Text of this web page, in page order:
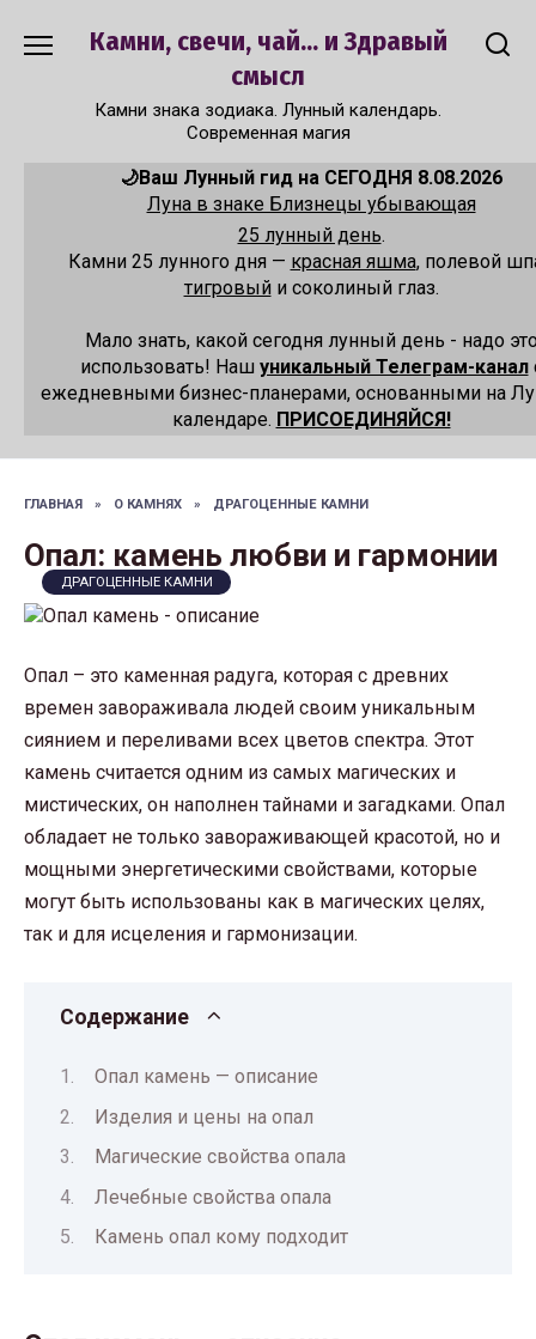
Камни, свечи, чай... и Здравый
смысл
Камни знака зодиака. Лунный календарь.
Современная магия
🌙Ваш Лунный гид на СЕГОДНЯ 8.08.2026
Луна в знаке Близнецы убывающая
25 лунный день.
Камни 25 лунного дня — красная яшма, полевой
тигровыйи соколиный глаз.
Мало знать, какой сегодня лунный день - надо
использовать! Наш уникальный Телеграм-канал
ежедневными бизнес-планерами, основанными на
календаре. ПРИСОЕДИНЯЙСЯ!
ГЛАВНАЯ » О КАМНЯХ » ДРАГОЦЕННЫЕ КАМНИ
Опал: камень любви и гармонии
ДРАГОЦЕННЫЕ КАМНИ
Опал – это каменная радуга, которая с древних
времен завораживала людей своим уникальным
сиянием и переливами всех цветов спектра. Этот
камень считается одним из самых магических и
мистических, он наполнен тайнами и загадками. Опал
обладает не только завораживающей красотой, но и
мощными энергетическими свойствами, которые
могут быть использованы как в магических целях,
так и для исцеления и гармонизации.
Содержание
Опал камень — описание
Изделия и цены на опал
Магические свойства опала
Лечебные свойства опала
Камень опал кому подходит